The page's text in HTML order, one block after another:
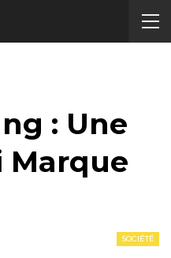
: Une
Marque
SOCIÉTÉ